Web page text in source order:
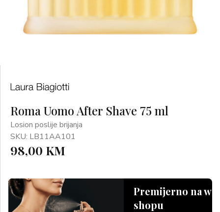
Roma Uomo After Shave 75 ml
Losion poslije brijanja
SKU: LB11AA101
98,00 KM
Premijerno na
shopu